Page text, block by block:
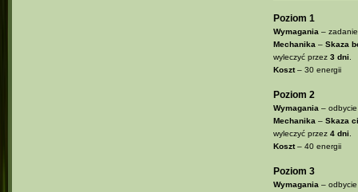
Poziom 1
Wymagania– zadanie
Mechanika– Skaza
wyleczyć przez 3 dni.
Koszt– 30 energii
Poziom 2
Wymagania– odbycie
Mechanika– Skaza
wyleczyć przez 4 dni.
Koszt– 40 energii
Poziom 3
Wymagania– odbycie